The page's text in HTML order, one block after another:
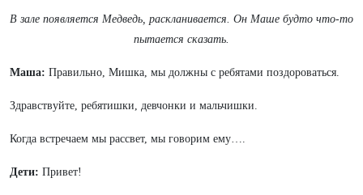
В зале появляется Медведь, раскланивается. Он Маше будто что-то
пытается сказать.
Маша: Правильно, Мишка, мы должны с ребятами поздороваться.
Здравствуйте, ребятишки, девчонки и мальчишки.
Когда встречаем мы рассвет, мы говорим ему….
Дети: Привет!